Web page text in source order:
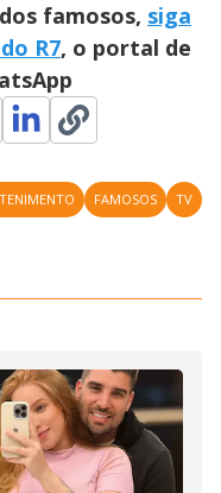
famosos, siga
R7, o portal de
FAMOSOS TV